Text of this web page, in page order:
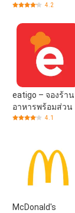
4.2
eatigo – จองร้าน
อาหารพร้อมส่วน
4.1
McDonald's